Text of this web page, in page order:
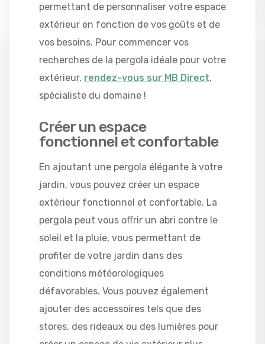
permettant de personnaliser votre espace
extérieur en fonction de vos goûts et de
vos besoins. Pour commencer vos
recherches de la pergola idéale pour votre
extérieur, rendez-vous sur MB Direct,
spécialiste du domaine !
Créer un espace
fonctionnel et confortable
En ajoutant une pergola élégante à votre
jardin, vous pouvez créer un espace
extérieur fonctionnel et confortable. La
pergola peut vous offrir un abri contre le
soleil et la pluie, vous permettant de
profiter de votre jardin dans des
conditions météorologiques
défavorables. Vous pouvez également
ajouter des accessoires tels que des
stores, des rideaux ou des lumières pour